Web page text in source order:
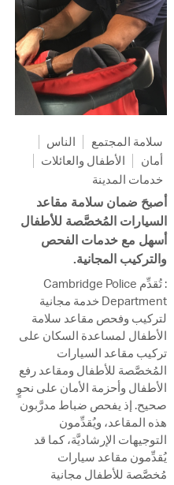
سلامة المجتمع
الناس
أمان
الأطفال والعائلات
خدمات المدينة
أصبحَ ضمان سلامة مقاعد
السيارات المُخصَّصة للأطفال
أسهل مع خدمات الفحص
والتركيب المجانية.
: تُقدِّم Cambridge Police
Department خدمة مجانية
لتركيب وفحص مقاعد سلامة
الأطفال لمساعدة السكان على
تركيب مقاعد السيارات
المُخصَّصة للأطفال ومقاعد رفع
الأطفال وأحزمة الأمان على نحوٍ
صحيح. إذ يفحص ضباط مدرَّبون
هذه المقاعد، ويُقدِّمون
التوجيهات الإرشاديَّة، كما قد
يُقدِّمون مقاعد سيارات
مُخصَّصة للأطفال مجانية